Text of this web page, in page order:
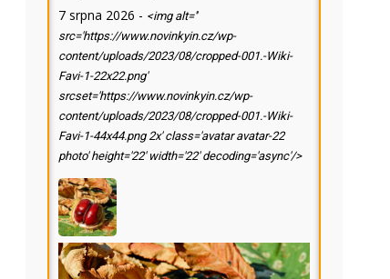
7 srpna 2026 - <img alt=''
src='https://www.novinkyin.cz/wp-
content/uploads/2023/08/cropped-001.-Wiki-
Favi-1-22x22.png'
srcset='https://www.novinkyin.cz/wp-
content/uploads/2023/08/cropped-001.-Wiki-
Favi-1-44x44.png 2x' class='avatar avatar-22
photo' height='22' width='22' decoding='async'/>